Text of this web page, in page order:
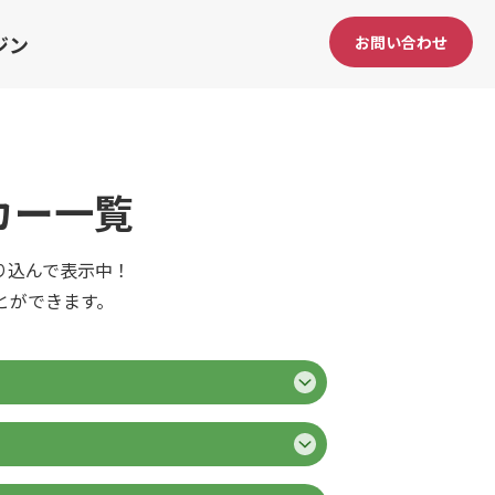
ン お問い合わせ
一覧
んで表示中！
できます。